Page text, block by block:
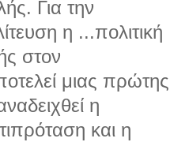
Για την
η ...πολιτική
στον
μιας πρώτης
η
και η